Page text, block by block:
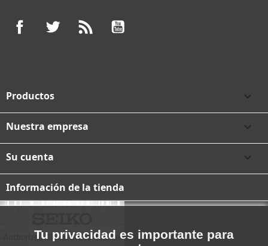
FacebookTwitter
Productos 
Nuestra empresa 
Su cuenta 
Información de la tienda
Tu privacidad es importante para